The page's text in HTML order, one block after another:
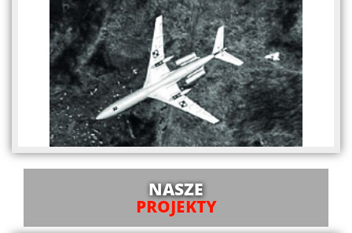
NASZE
PROJEKTY